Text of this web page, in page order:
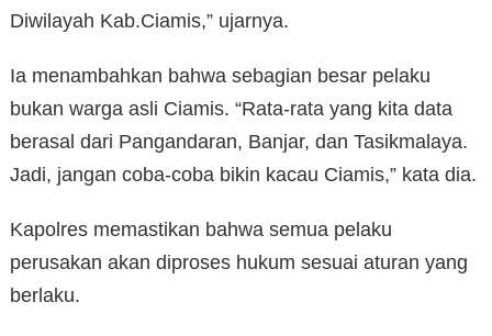
Diwilayah Kab.Ciamis,” ujarnya.
Ia menambahkan bahwa sebagian besar pelaku
bukan warga asli Ciamis. “Rata-rata yang kita data
berasal dari Pangandaran, Banjar, dan Tasikmalaya.
Jadi, jangan coba-coba bikin kacau Ciamis,” kata dia.
Kapolres memastikan bahwa semua pelaku
perusakan akan diproses hukum sesuai aturan yang
berlaku.